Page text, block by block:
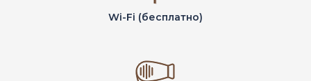
Wi-Fi (бесплатно)